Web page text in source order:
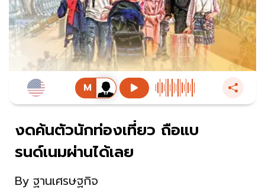
งดค้นตัวนักท่องเที่ยว ถือแบ
รนด์เนมผ่านได้เลย
By ฐานเศรษฐกิจ